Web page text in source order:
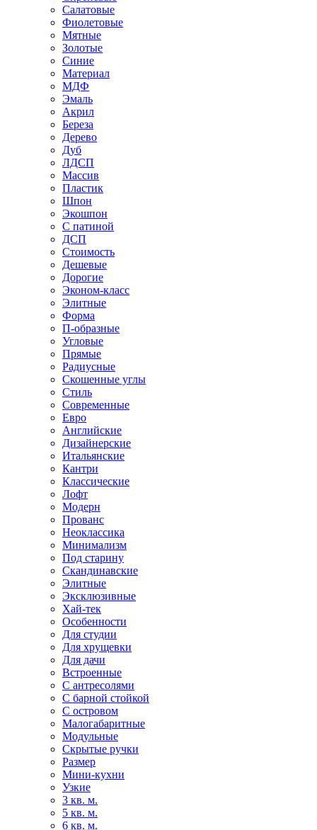
Салатовые
Фиолетовые
Мятные
Золотые
Синие
Материал
МДФ
Эмаль
Акрил
Береза
Дерево
Дуб
ЛДСП
Массив
Пластик
Шпон
Экошпон
С патиной
ДСП
Стоимость
Дешевые
Дорогие
Эконом-класс
Элитные
Форма
П-образные
Угловые
Прямые
Радиусные
Скошенные углы
Стиль
Современные
Евро
Английские
Дизайнерские
Итальянские
Кантри
Классические
Лофт
Модерн
Прованс
Неоклассика
Минимализм
Под старину
Скандинавские
Элитные
Эксклюзивные
Хай-тек
Особенности
Для студии
Для хрущевки
Для дачи
Встроенные
С антресолями
С барной стойкой
С островом
Малогабаритные
Модульные
Скрытые ручки
Размер
Мини-кухни
Узкие
3 кв. м.
5 кв. м.
6 кв. м.